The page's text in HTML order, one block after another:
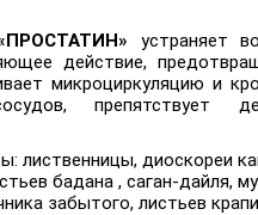
устраняет
действие,
микроциркуляцию и
препятствует
лиственницы, диоскореи
бадана , саган-дайля,
забытого, листьев